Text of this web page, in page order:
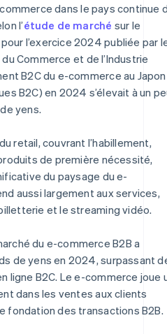
dans le pays continue
l’étude de marché sur le
l’exercice 2024 publiée par
Commerce et de l’Industrie
B2C du e-commerce au Japon
B2C) en 2024 s’élevait à un
yens.
retail, couvrant l’habillement,
de première nécessité,
du paysage du e-
aussi largement aux services,
et le streaming vidéo.
du e-commerce B2B a
de yens en 2024, surpassant
ligne B2C. Le e-commerce joue
dans les ventes aux clients
fondation des transactions B2B.